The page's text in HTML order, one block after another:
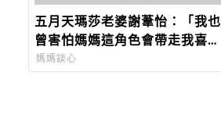
五月天瑪莎老婆謝葦怡：「我也
曾害怕媽媽這角色會帶走我喜歡
的自己，但不甘願，所以努力。
媽媽談心